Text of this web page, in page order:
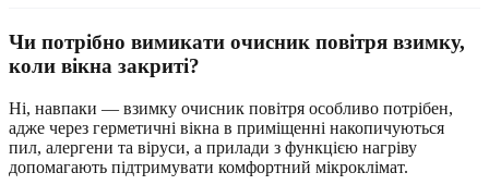
Чи потрібно вимикати очисник повітря взимку,
коли вікна закриті?
Ні, навпаки — взимку очисник повітря особливо потрібен,
адже через герметичні вікна в приміщенні накопичуються
пил, алергени та віруси, а прилади з функцією нагріву
допомагають підтримувати комфортний мікроклімат.